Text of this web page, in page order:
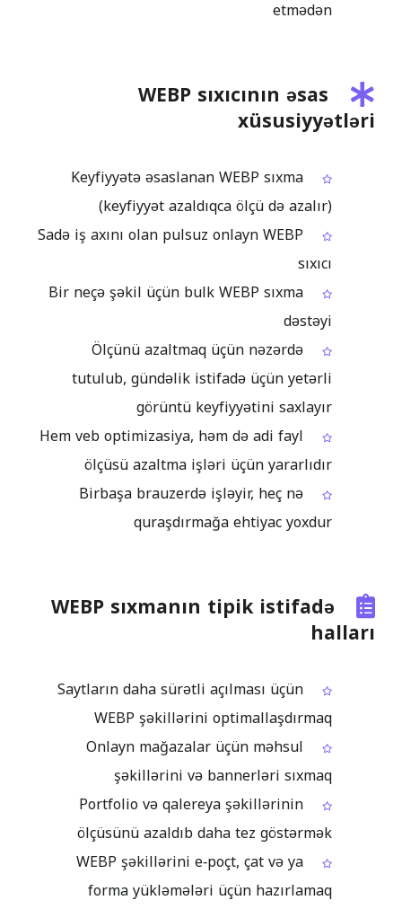
etmədən
WEBP sıxıcının əsas
xüsusiyyətləri
Keyfiyyətə əsaslanan WEBP sıxma
(keyfiyyət azaldıqca ölçü də azalır)
Sadə iş axını olan pulsuz onlayn WEBP
sıxıcı
Bir neçə şəkil üçün bulk WEBP sıxma
dəstəyi
Ölçünü azaltmaq üçün nəzərdə
tutulub, gündəlik istifadə üçün yetərli
görüntü keyfiyyətini saxlayır
Hem veb optimizasiya, həm də adi fayl
ölçüsü azaltma işləri üçün yararlıdır
Birbaşa brauzerdə işləyir, heç nə
quraşdırmağa ehtiyac yoxdur
WEBP sıxmanın tipik istifadə
halları
Saytların daha sürətli açılması üçün
WEBP şəkillərini optimallaşdırmaq
Onlayn mağazalar üçün məhsul
şəkillərini və bannerləri sıxmaq
Portfolio və qalereya şəkillərinin
ölçüsünü azaldıb daha tez göstərmək
WEBP şəkillərini e‑poçt, çat və ya
forma yükləmələri üçün hazırlamaq